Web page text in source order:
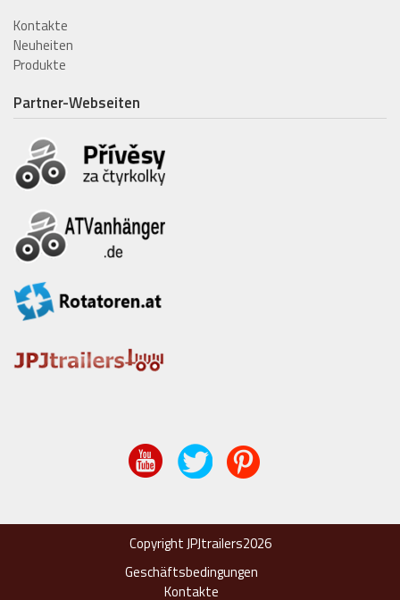
Kontakte
Neuheiten
Produkte
Partner-Webseiten
Copyright JPJtrailers2026
Geschäftsbedingungen
Kontakte